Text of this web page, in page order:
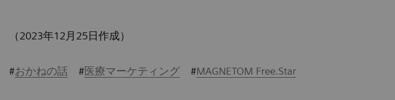
（2023年12月25日作成）
#おかねの話 #医療マーケティング #MAGNETOM Free.Star